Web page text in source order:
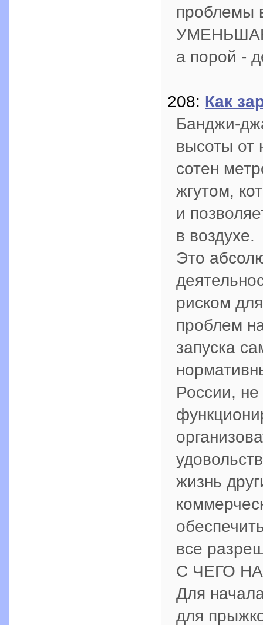
а порой -
208: Как
Банджи-
высоты от
сотен
жгутом,
и
в воздухе.
Это
риском
проблем
запуска
России,
жизнь
все
С ЧЕГО
Для
для